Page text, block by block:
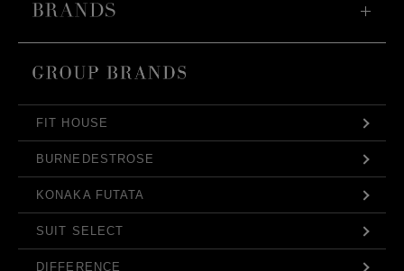
FIT HOUSE
BURNEDESTROSE
KONAKA FUTATA
SUIT SELECT
DIFFERENCE